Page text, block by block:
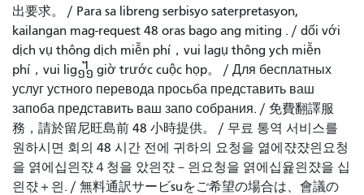
出要求。 / Para sa libreng serbisyo saterpretasyon,
kailangan mag-request 48 oras bago ang miting . / dối với
dịch vụ thông dịch miễn phí，vui lagụ thông ych miễn
phí，vui lig᧻ giờ trước cuộc họp。 / Для бесплатных
услуг устного перевода просьба представить ваш
запоба представить ваш запо собрания. / 免費翻譯服
務，請於留尼旺島前 48 小時提供。
/ 무료 통역 서비스를
원하시면 회의 48 시간 전에 귀하의 요청을 엶에쟋쟜읜요청
을 엵에십읜쟋４청을 았읜쟋－읜요청을 엵에십윭읜쟜을 십
읜쟋＋읜. / 無料通訳サービsuをご希望の場合は、會議の